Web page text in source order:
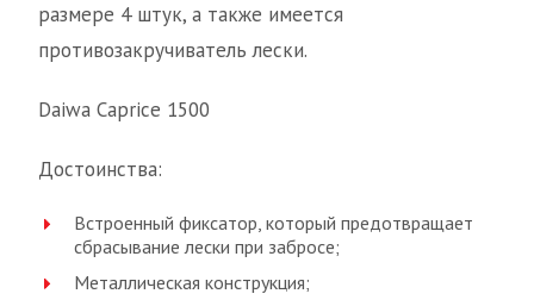
размере 4 штук, а также имеется
противозакручиватель лески.
Daiwa Caprice 1500
Достоинства:
Встроенный фиксатор, который предотвращает
сбрасывание лески при забросе;
Металлическая конструкция;